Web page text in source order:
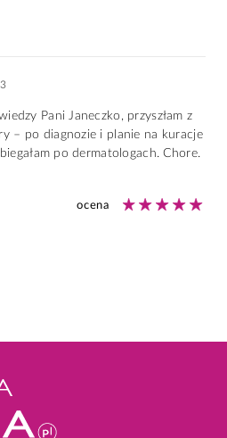
Pani Janeczko, przyszłam z
– po diagnozie i planie na kuracje
po dermatologach. Chore.
ocena